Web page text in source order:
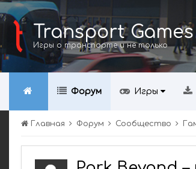
Transport Games
Игры о транспорте и не только
Форум Игры
Главная Форум Сообщество